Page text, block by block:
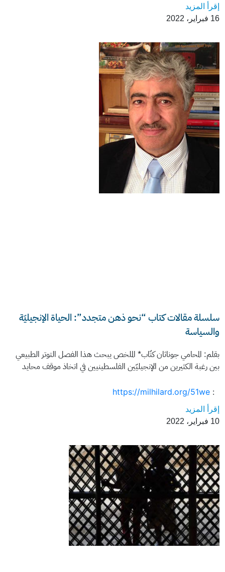
إقرأ المزيد
16 فبراير، 2022
سلسلة مقالات كتاب “نحو ذهن متجدد”: الحياة الإنجيليّة
والسياسة
بقلم: المحامي جوناثان كتّاب* الملخص يبحث هذا الفصل التوتر الطبيعي
بين رغبة الكثيرين من الإنجيليّين الفلسطينيين في اتخاذ موقف محايد
:
https://milhilard.org/51we
إقرأ المزيد
10 فبراير، 2022